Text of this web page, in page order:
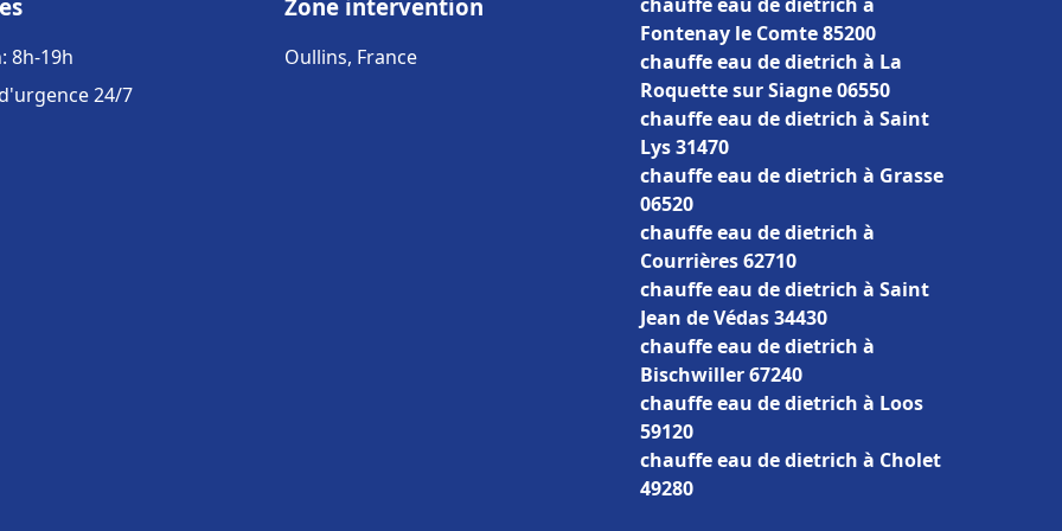
8h-19h
24/7
Zone intervention
Oullins, France
Fontenay le Comte 85200
chauffe eau de dietrich à La
Roquette sur Siagne 06550
chauffe eau de dietrich à Saint
Lys 31470
chauffe eau de dietrich à Grasse
06520
chauffe eau de dietrich à
Courrières 62710
chauffe eau de dietrich à Saint
Jean de Védas 34430
chauffe eau de dietrich à
Bischwiller 67240
chauffe eau de dietrich à Loos
59120
chauffe eau de dietrich à Cholet
49280